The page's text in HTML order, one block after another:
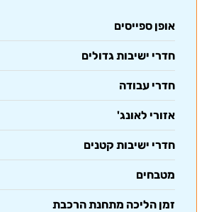
אופן ספייסים
חדרי ישיבות גדולים
חדרי עבודה
אזורי לאונג'
חדרי ישיבות קטנים
מטבחים
זמן הליכה מתחנת הרכבת